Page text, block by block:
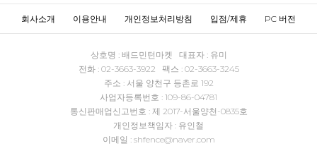
회사소개 이용안내 개인정보처리방침 입점/제휴 PC 버전
상호명 : 배드민턴마켓 대표자 : 유미
전화 : 02-3663-3922 팩스 : 02-3663-3245
주소 : 서울 양천구 등촌로 192
사업자등록번호 : 109-86-04781
통신판매업신고번호 : 제 2017-서울양천-0835호
개인정보책임자 : 유인철
이메일 : shfence@naver.com